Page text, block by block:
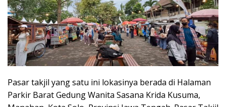
Pasar takjil yang satu ini lokasinya berada di Halaman
Parkir Barat Gedung Wanita Sasana Krida Kusuma,